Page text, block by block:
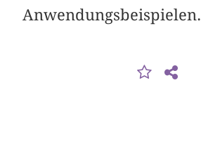
Anwendungsbeispielen.